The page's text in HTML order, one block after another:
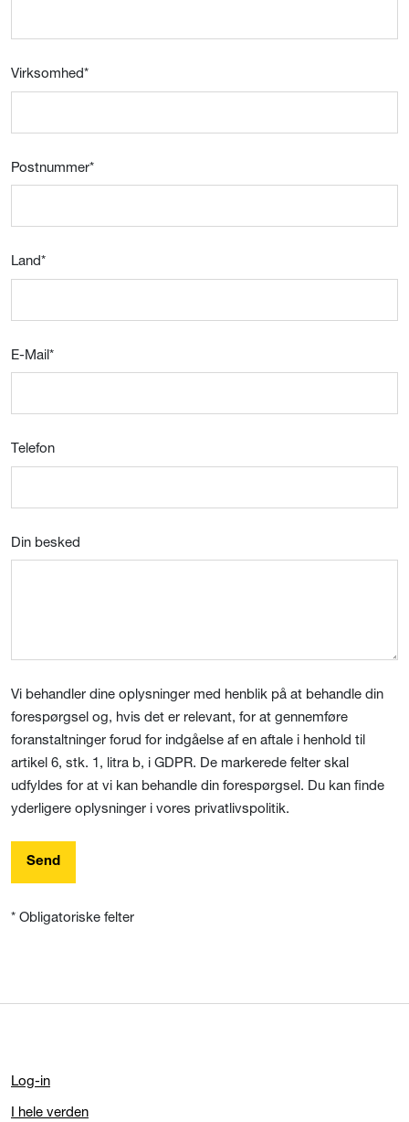
Virksomhed*
Postnummer*
Land*
E-Mail*
Telefon
Din besked
Vi behandler dine oplysninger med henblik på at behandle din
forespørgsel og, hvis det er relevant, for at gennemføre
foranstaltninger forud for indgåelse af en aftale i henhold til
artikel 6, stk. 1, litra b, i GDPR. De markerede felter skal
udfyldes for at vi kan behandle din forespørgsel. Du kan finde
yderligere oplysninger i vores privatlivspolitik.
Send
* Obligatoriske felter
Log-in
I hele verden